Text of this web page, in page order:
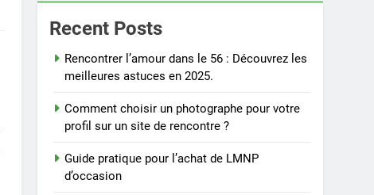
Recent Posts
Rencontrer l’amour dans le 56 : Découvrez les
meilleures astuces en 2025.
Comment choisir un photographe pour votre
profil sur un site de rencontre ?
Guide pratique pour l’achat de LMNP
d’occasion